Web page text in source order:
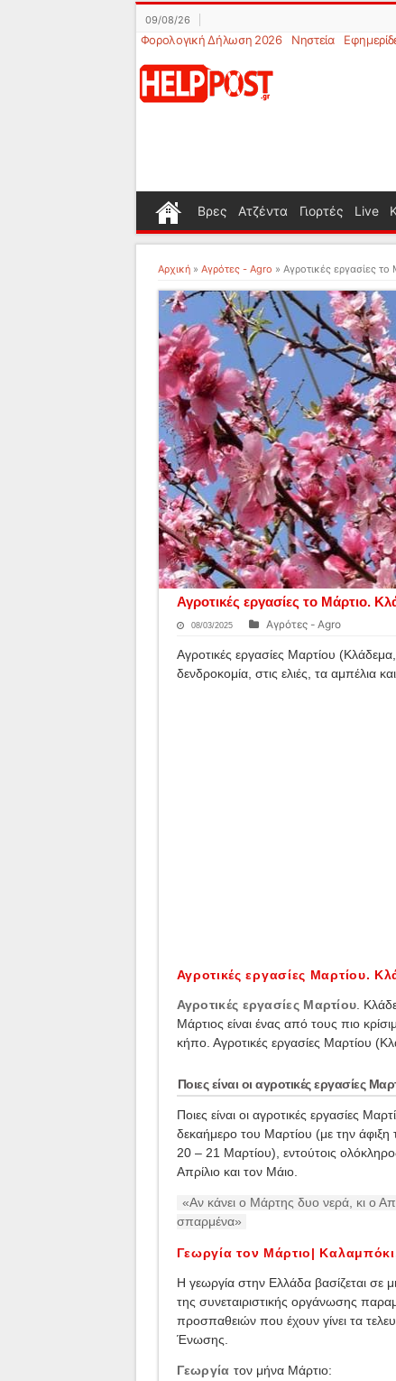
09/08/26
Φορολογική Δήλωση 2026 Νηστεία
Βρες Ατζέντα Γιορτές Live
Αρχική» Αγρότες - Agro » Αγροτικές εργασίες
Αγροτικές εργασίες το Μάρτιο.
08/03/2025 Αγρότες - Agro
Αγροτικές εργασίες Μαρτίου
δενδροκομία, στις ελιές, τα αμπέλια
Αγροτικές εργασίες Μαρτίου.
Αγροτικές εργασίες Μαρτίου .
Μάρτιος είναι ένας από τους πιο
κήπο. Αγροτικές εργασίες Μαρτίου
Ποιες είναι οι αγροτικές εργασίες
Ποιες είναι οι αγροτικές εργασίες
δεκαήμερο του Μαρτίου (με την άφιξη
20 – 21 Μαρτίου), εντούτοις
Απρίλιο και τον Μάιο.
«Αν κάνει ο Μάρτης δυο νερά, κι ο
σπαρμένα»
Γεωργία τον Μάρτιο|
Η γεωργία στην Ελλάδα βασίζεται σε
της συνεταιριστικής οργάνωσης
προσπαθειών που έχουν γίνει τα
Ένωσης.
Γεωργία τον μήνα Μάρτιο: